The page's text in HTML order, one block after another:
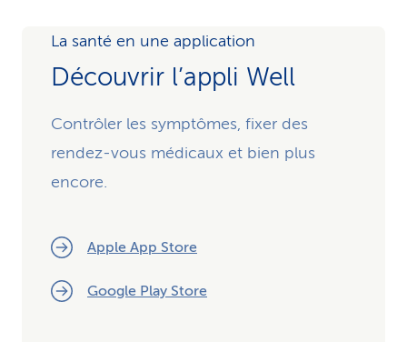
La santé en une application
Découvrir l’appli Well
Contrôler les symptômes, fixer des
rendez-vous médicaux et bien plus
encore.
Apple App Store
Google Play Store